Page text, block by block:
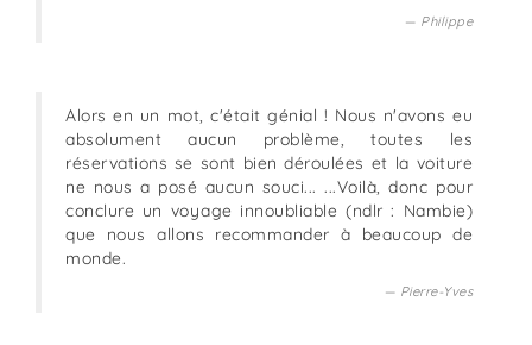
Philippe
Alors en un mot, c'était génial ! Nous n'avons eu
absolument aucun problème, toutes les
réservations se sont bien déroulées et la voiture
ne nous a posé aucun souci... ...Voilà, donc pour
conclure un voyage innoubliable (ndlr : Nambie)
que nous allons recommander à beaucoup de
monde.
Pierre-Yves